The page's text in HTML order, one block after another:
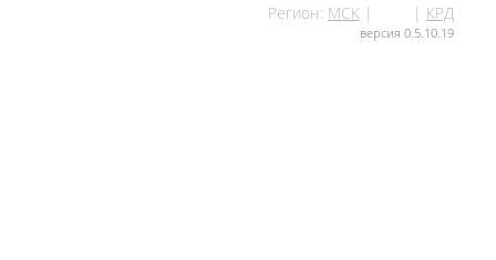
Регион: МСК | | КРД
версия 0.5.10.19